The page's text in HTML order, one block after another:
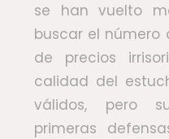
se han vuelto
buscar el número
de precios
calidad del
válidos, pero
primeras